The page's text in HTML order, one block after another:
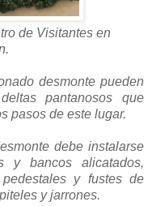
de Visitantes en
desmonte pueden
pantanosos que
pasos de este lugar.
debe instalarse
y bancos alicatados,
y fustes de
y jarrones.